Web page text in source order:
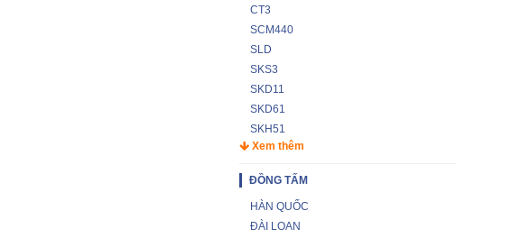
CT3
SCM440
SLD
SKS3
SKD11
SKD61
SKH51
Xem thêm
ĐỒNG TẤM
HÀN QUỐC
ĐÀI LOAN